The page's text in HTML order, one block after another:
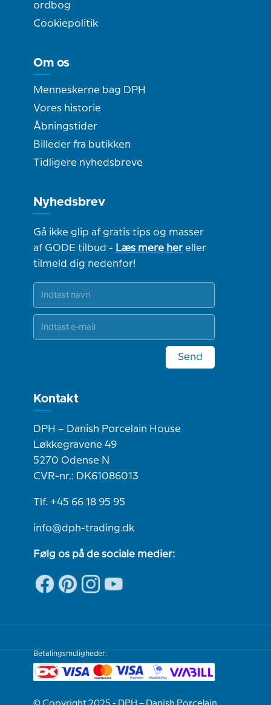
ordbog
Cookiepolitik
Om os
Menneskerne bag DPH
Vores historie
Åbningstider
Billeder fra butikken
Tidligere nyhedsbreve
Nyhedsbrev
Gå ikke glip af gratis tips og masser
af GODE tilbud - Læs mere hereller
tilmeld dig nedenfor!
Send
Kontakt
DPH – Danish Porcelain House
Løkkegravene 49
5270 Odense N
CVR-nr.: DK61086013
Tlf. +45 66 18 95 95
info@dph-trading.dk
Følg os på de sociale medier:
Betalingsmuligheder: